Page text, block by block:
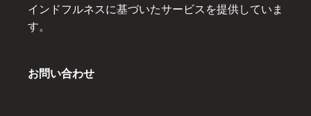
インドフルネスに基づいたサービスを提供していま
す。
お問い合わせ